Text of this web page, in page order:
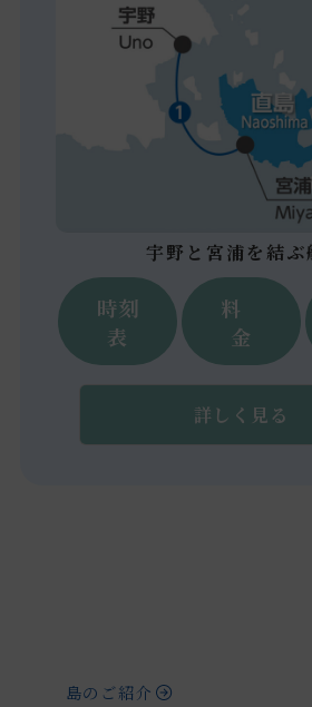
宇野と宮浦を結ぶ
時刻
表
料
金
詳しく見る
島のご紹介